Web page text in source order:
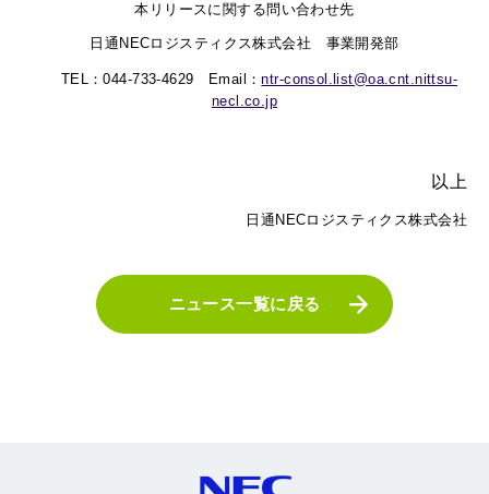
本リリースに関する問い合わせ先
日通NECロジスティクス株式会社 事業開発部
TEL：044-733-4629 Email：ntr-consol.list@oa.cnt.nittsu-
necl.co.jp
以上
日通NECロジスティクス株式会社
ニュース一覧に戻る